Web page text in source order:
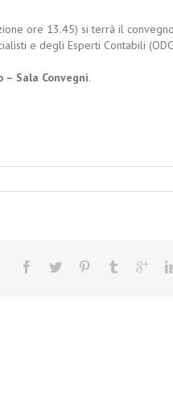
ore 13.45) si terrà il
e degli Esperti Contabili
– Sala Convegni.